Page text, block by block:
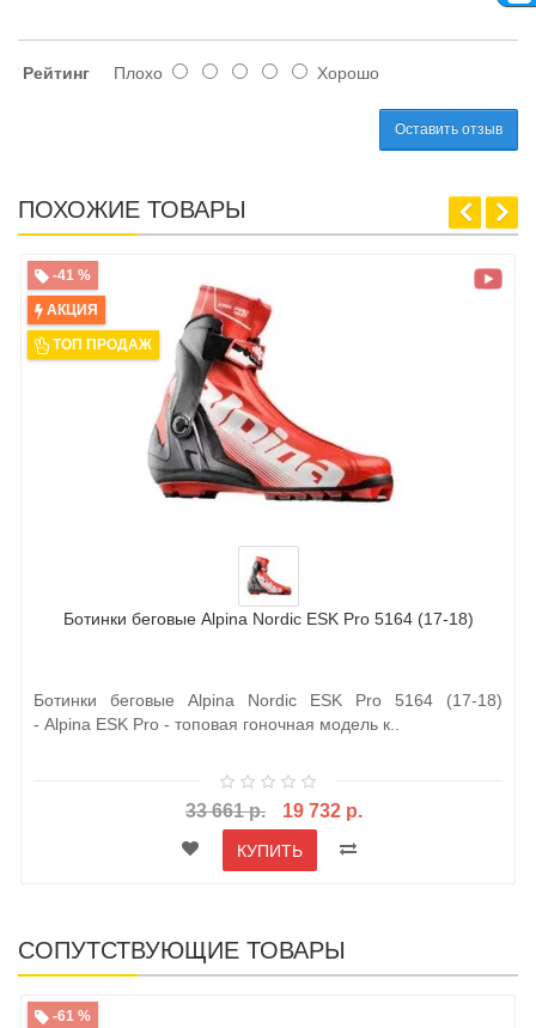
Рейтинг Плохо Хорошо
Оставить отзыв
ПОХОЖИЕ ТОВАРЫ
-41 %
АКЦИЯ
ТОП ПРОДАЖ
Ботинки беговые Alpina Nordic ESK Pro 5164 (17-18)
Ботинки беговые Alpina Nordic ESK Pro 5164 (17-18)
- Alpina ESK Pro - топовая гоночная модель к..
33 661 р. 19 732 р.
КУПИТЬ
СОПУТСТВУЮЩИЕ ТОВАРЫ
-61 %